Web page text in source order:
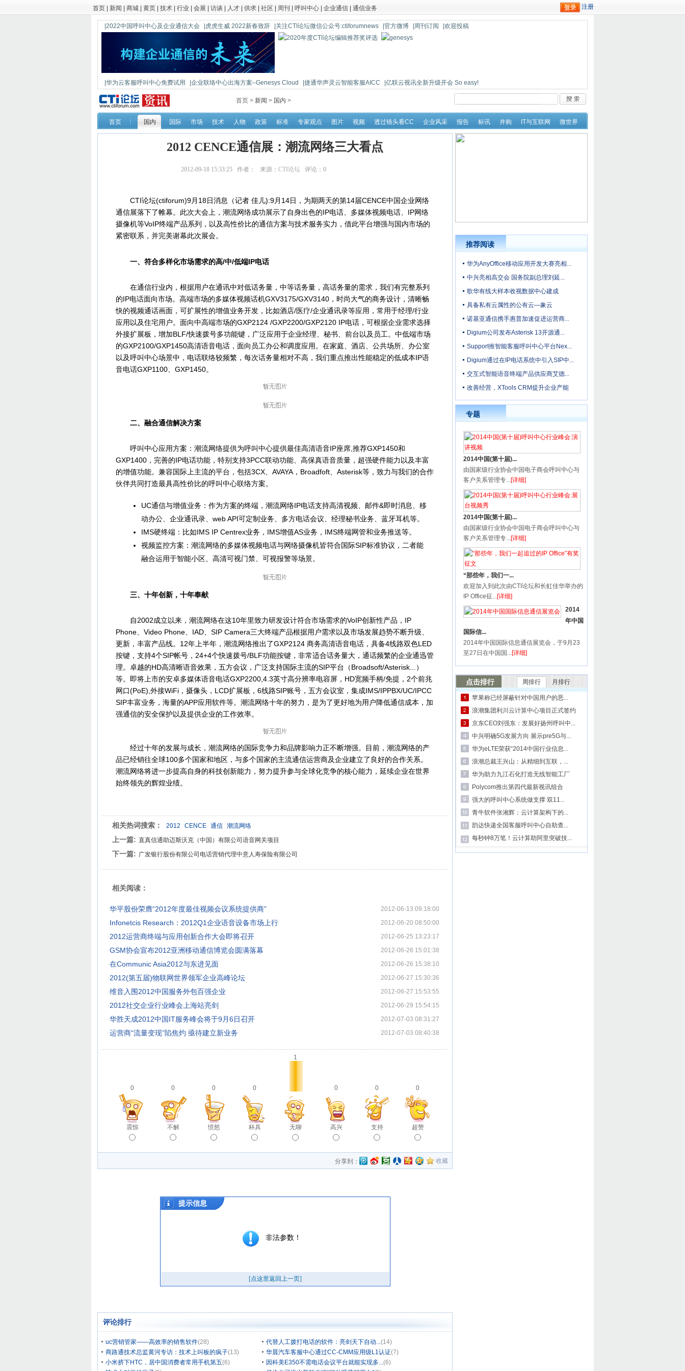
首页 新闻 商城 黄页 技术 行业 会展 访谈 人才 供求 社区 周刊 呼叫中心 企业通信 通信业务
|2022中国呼叫中心及企业通信大会 |虎虎生威 2022新春致辞 |关注CTI论坛微信公众号:ctiforumnews |官方微博 |周刊订阅 |欢迎投稿
|华为云客服呼叫中心免费试用 |企业联络中心出海方案–Genesys Cloud |捷通华声灵云智能客服AICC
|亿联云视讯全新升级开会 So easy!
|鼎信通达新一代语音网关DAG1000-4S
首页 > 新闻 > 国内 >
首页 国内 国际 市场 技术 人物 政策 标准 专家观点 图片 视频 透过镜头看CC 企业风采 报告 标讯 并购 IT与互联网 微世界
2012 CENCE通信展：潮流网络三大看点
2012-09-18 15:33:25 作者： 来源： CTI论坛 评论： 0
CTI论坛(ctiforum)9月18日消息（记者 佳儿):9月14日，为期两天的第14届CENCE中国企业网络
通信展落下了帷幕。此次大会上，潮流网络成功展示了自身出色的IP电话、多媒体视频电话、IP网络
摄像机等VoIP终端产品系列，以及高性价比的通信方案与技术服务实力，借此平台增强与国内市场的
紧密联系，并完美谢幕此次展会。
一、符合多样化市场需求的高/中/低端IP电话
在通信行业内，根据用户在通讯中对低话务量，中等话务量，高话务量的需求，我们有完整系列
的IP电话面向市场。高端市场的多媒体视频话机GXV3175/GXV3140，时尚大气的商务设计，清晰畅
快的视频通话画面，可扩展性的增值业务开发，比如酒店/医疗/企业通讯录等应用，常用于经理/行业
应用以及住宅用户。面向中高端市场的GXP2124 /GXP2200/GXP2120 IP电话，可根据企业需求选择
外接扩展板，增加BLF/快速拨号多功能键，广泛应用于企业经理、秘书、前台以及员工。中低端市场
的GXP2100/GXP1450高清语音电话，面向员工办公和调度应用。在家庭、酒店、公共场所、办公室
以及呼叫中心场景中，电话联络较频繁，每次话务量相对不高，我们重点推出性能稳定的低成本IP语
音电话GXP1100、GXP1450。
二、融合通信解决方案
呼叫中心应用方案：潮流网络提供为呼叫中心提供最佳高清语音IP座席,推荐GXP1450和
GXP1400，完善的IP电话功能，特别支持3PCC联动功能、高保真语音质量，超强硬件能力以及丰富
的增值功能。兼容国际上主流的平台，包括3CX、AVAYA，Broadfoft、Asterisk等，致力与我们的合作
伙伴共同打造最具高性价比的呼叫中心联络方案。
UC通信与增值业务：作为方案的终端，潮流网络IP电话支持高清视频、邮件&即时消息、移
动办公、企业通讯录、web API可定制业务、多方电话会议、经理秘书业务、蓝牙耳机等。
IMS硬终端：比如IMS IP Centrex业务，IMS增值AS业务，IMS终端网管和业务推送等。
视频监控方案：潮流网络的多媒体视频电话与网络摄像机皆符合国际SIP标准协议，二者能
融合运用于智能小区、高清可视门禁、可视报警等场景。
三、十年创新，十年奉献
自2002成立以来，潮流网络在这10年里致力研发设计符合市场需求的VoIP创新性产品，IP
Phone、Video Phone、IAD、SIP Camera三大终端产品根据用户需求以及市场发展趋势不断升级、
更新，丰富产品线。12年上半年，潮流网络推出了GXP2124 商务高清语音电话，具备4线路双色LED
按键，支持4个SIP帐号，24+4个快速拨号/BLF功能按键，非常适合话务量大，通话频繁的企业通迅管
理。卓越的HD高清晰语音效果，五方会议，广泛支持国际主流的SIP平台（Broadsoft/Asterisk...）
等。即将上市的安卓多媒体语音电话GXP2200,4.3英寸高分辨率电容屏，HD宽频手柄/免提，2个前兆
网口(PoE),外接WiFi，摄像头，LCD扩展板，6线路SIP账号，五方会议室，集成IMS/IPPBX/UC/IPCC
SIP丰富业务，海量的APP应用软件等。潮流网络十年的努力，是为了更好地为用户降低通信成本，加
强通信的安全保护以及提供企业的工作效率。
经过十年的发展与成长，潮流网络的国际竞争力和品牌影响力正不断增强。目前，潮流网络的产
品已经销往全球100多个国家和地区，与多个国家的主流通信运营商及企业建立了良好的合作关系。
潮流网络将进一步提高自身的科技创新能力，努力提升参与全球化竞争的核心能力，延续企业在世界
始终领先的辉煌业绩。
相关热词搜索： 2012 CENCE 通信 潮流网络
上一篇: 直真信通助迈斯沃克（中国）有限公司语音网关项目
下一篇: 广发银行股份有限公司电话营销代理中意人寿保险有限公司
相关阅读：
·华平股份荣膺“2012年度最佳视频会议系统提供商” 2012-06-13 09:18:00
·Infonetcis Research：2012Q1企业语音设备市场上行 2012-06-20 08:50:00
·2012运营商终端与应用创新合作大会即将召开 2012-06-25 13:23:17
·GSM协会宣布2012亚洲移动通信博览会圆满落幕 2012-06-26 15:01:38
·在Communic Asia2012与东进见面 2012-06-26 15:38:10
·2012(第五届)物联网世界领军企业高峰论坛 2012-06-27 15:30:36
·维音入围2012中国服务外包百强企业 2012-06-27 15:53:55
·2012社交企业行业峰会上海站亮剑 2012-06-29 15:54:15
·华胜天成2012中国IT服务峰会将于9月6日召开 2012-07-03 08:31:27
·运营商“流量变现”陷焦灼 亟待建立新业务 2012-07-03 08:40:38
0
震惊
0
不解
0
愤怒
0
杯具
1
无聊
0
高兴
0
支持
0
超赞
分享到： 收藏
评论排行
uc营销管家——高效率的销售软件(28) 代替人工拨打电话的软件：亮剑天下自动...(14)
商路通技术总监黄河专访：技术上叫板的疯子(13) 华晨汽车客服中心通过CC-CMM应用级L1认证(7)
小米挤下HTC，居中国消费者常用手机第五(6) 因科美E350不需电话会议平台就能实现多...(6)
推荐阅读
华为AnyOffice移动应用开发大赛亮相...
中兴亮相高交会 国务院副总理刘延...
歌华有线大样本收视数据中心建成
具备私有云属性的公有云—象云
诺基亚通信携手惠普加速促进运营商...
Digium公司发布Asterisk 13开源通...
Support推智能客服呼叫中心平台Nex...
Digium通过在IP电话系统中引入SIP中...
交互式智能语音终端产品供应商艾德...
改善经营，XTools CRM提升企业产能
专题
2014中国(第十届)...
由国家级行业协会中国电子商会呼叫中心与
客户关系管理专...[详细]
2014中国(第十届)...
由国家级行业协会中国电子商会呼叫中心与
客户关系管理专...[详细]
“那些年，我们一...
欢迎加入到此次由CTI论坛和长虹佳华举办的
IP Office征...[详细]
2014
年中国
国际信...
2014年中国国际信息通信展览会，于9月23
至27日在中国国...[详细]
点击排行 周排行 月排行
苹果称已经屏蔽针对中国用户的恶...
浪潮集团利川云计算中心项目正式签约
京东CEO刘强东：发展好扬州呼叫中...
中兴明确5G发展方向 展示pre5G与...
华为eLTE荣获“2014中国行业信息...
浪潮总裁王兴山：从精细到互联，...
华为助力九江石化打造无线智能工厂
Polycom推出第四代最新视讯组合
强大的呼叫中心系统做支撑 双11...
青牛软件张湘辉：云计算架构下的...
韵达快递全国客服呼叫中心自助查...
每秒钟8万笔！云计算助阿里突破技...